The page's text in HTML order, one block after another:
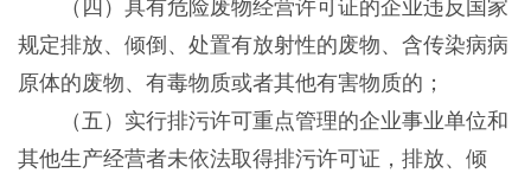
（四）具有危险废物经营许可证的企业违反国家
规定排放、倾倒、处置有放射性的废物、含传染病病
原体的废物、有毒物质或者其他有害物质的；
（五）实行排污许可重点管理的企业事业单位和
其他生产经营者未依法取得排污许可证，排放、倾